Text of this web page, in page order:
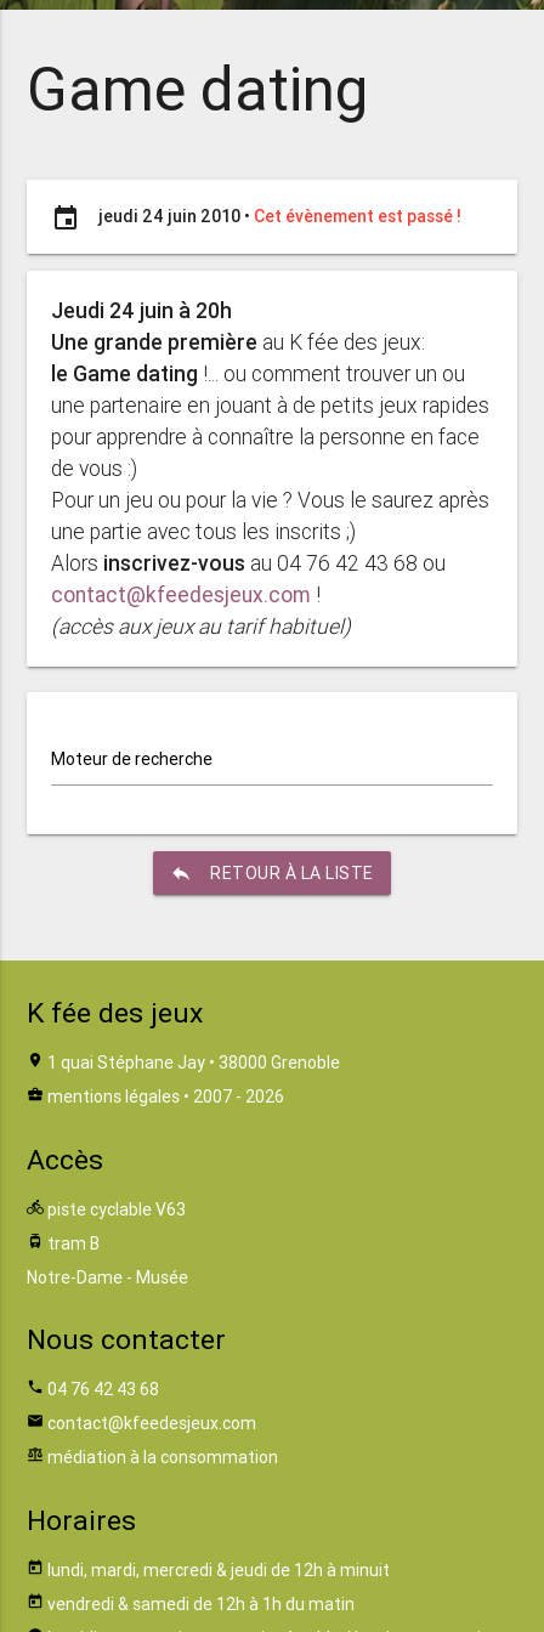
Game dating
event jeudi 24 juin 2010 • Cet évènement est passé !
Jeudi 24 juin à 20h
Une grande première au K fée des jeux:
le Game dating !... ou comment trouver un ou
une partenaire en jouant à de petits jeux rapides
pour apprendre à connaître la personne en face
de vous :)
Pour un jeu ou pour la vie ? Vous le saurez après
une partie avec tous les inscrits ;)
Alors inscrivez-vous au 04 76 42 43 68 ou
contact@kfeedesjeux.com !
(accès aux jeux au tarif habituel)
Moteur de recherche
reply RETOUR À LA LISTE
K fée des jeux
location_on 1 quai Stéphane Jay • 38000 Grenoble
business_center mentions légales • 2007 - 2026
Accès
directions_bike piste cyclable V63
tram tram B
Notre-Dame - Musée
Nous contacter
phone 04 76 42 43 68
email contact@kfeedesjeux.com
balance médiation à la consommation
Horaires
today lundi, mardi, mercredi & jeudi de 12h à minuit
today vendredi & samedi de 12h à 1h du matin